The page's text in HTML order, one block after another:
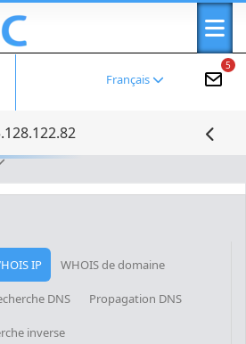
5
Français
IP WHOIS de domaine
DNS Propagation DNS
inverse